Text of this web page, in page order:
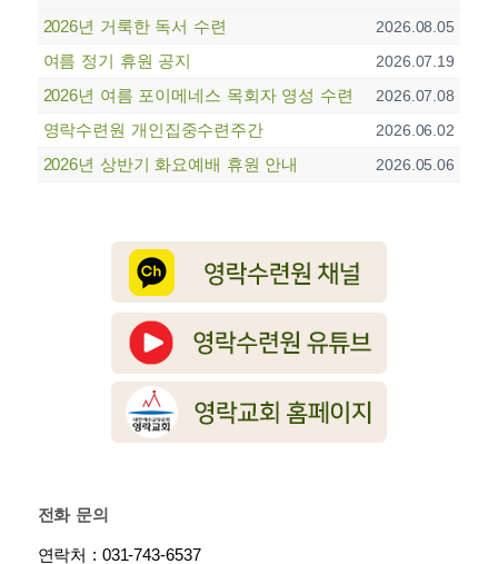
2026년 거룩한 독서 수련 2026.08.05
여름 정기 휴원 공지 2026.07.19
2026년 여름 포이메네스 목회자 영성 수련 2026.07.08
영락수련원 개인집중수련주간 2026.06.02
2026년 상반기 화요예배 휴원 안내 2026.05.06
전화 문의
연락처 : 031-743-6537